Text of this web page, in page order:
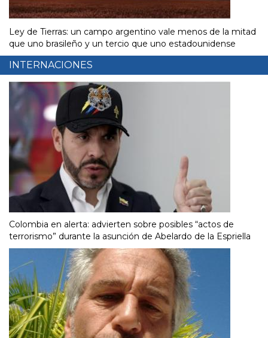
Ley de Tierras: un campo argentino vale menos de la mitad
que uno brasileño y un tercio que uno estadounidense
INTERNACIONES
Colombia en alerta: advierten sobre posibles “actos de
terrorismo” durante la asunción de Abelardo de la Espriella